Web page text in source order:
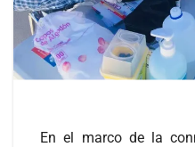
En el marco de la